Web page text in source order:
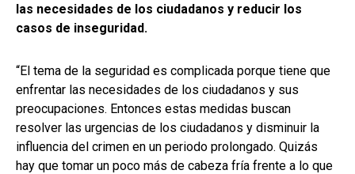
las necesidades de los ciudadanos y reducir los
casos de inseguridad.
“El tema de la seguridad es complicada porque tiene que
enfrentar las necesidades de los ciudadanos y sus
preocupaciones. Entonces estas medidas buscan
resolver las urgencias de los ciudadanos y disminuir la
influencia del crimen en un periodo prolongado. Quizás
hay que tomar un poco más de cabeza fría frente a lo que